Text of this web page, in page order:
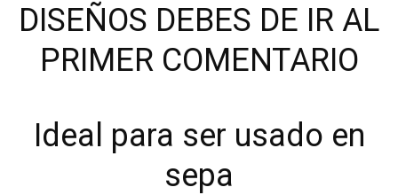
DISEÑOS DEBES DE IR AL
PRIMER COMENTARIO
Ideal para ser usado en
sepa